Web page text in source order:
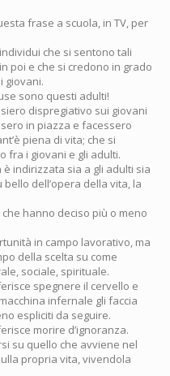
frase a scuola, in TV, per
che si sentono tali
poi e che si credono in grado
giovani.
sono questi adulti!
dispregiativo sui giovani
in piazza e facessero
piena di vita; che si
fra i giovani e gli adulti.
indirizzata sia a gli adulti sia
dell’opera della vita, la
hanno deciso più o meno
in campo lavorativo, ma
della scelta su come
sociale, spirituale.
spegnere il cervello e
infernale gli faccia
espliciti da seguire.
morire d’ignoranza.
su quello che avviene nel
propria vita, vivendola